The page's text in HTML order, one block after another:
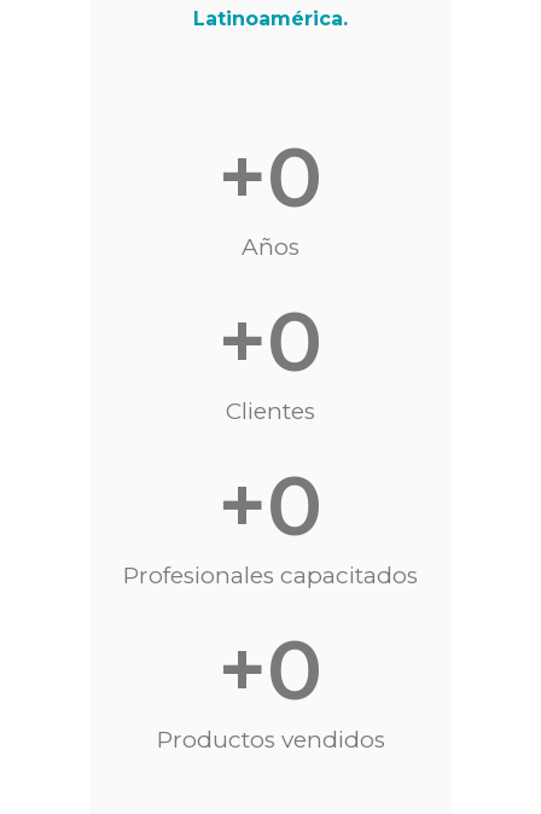
Latinoamérica.
Años
+0
Clientes
+0
Profesionales capacitados
+0
Productos vendidos
+0